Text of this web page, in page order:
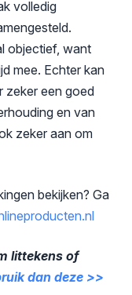
volledig
objectief, want
mee. Echter kan
zeker een goed
en van
zeker aan om
bekijken? Ga
.nl
littekens of
dan deze >>